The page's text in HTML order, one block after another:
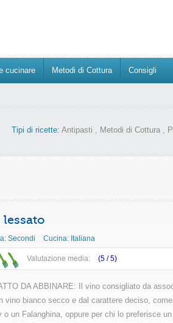
cucinare Metodi di Cottura
Consigli
Tipi di ricette: Antipasti , Metodi di Cottura ,
Secondi Cucina: Italiana
Valutazione media: (5 /5)
DA ABBINARE: Il vino consigliato da
vino bianco secco e dal carattere deciso,
o un Falanghina, oppure per chi lo preferisce